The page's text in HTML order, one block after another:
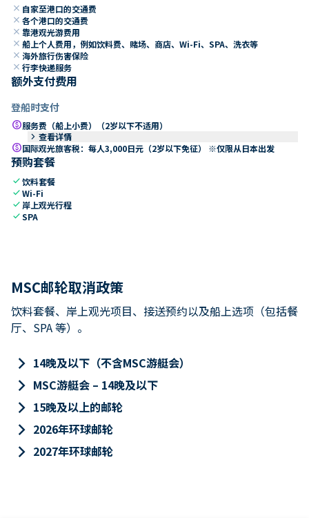
close 自家至港口的交通费
close 各个港口的交通费
close 靠港观光游费用
close 船上个人费用，例如饮料费、赌场、商店、Wi-Fi、SPA、洗衣等
close 海外旅行伤害保险
close 行李快递服务
额外支付费用
登船时支付
paid服务费（船上小费）（2岁以下不适用）
keyboard_arrow_right 查看详情
paid国际观光旅客税：每人3,000日元（2岁以下免征） ※仅限从日本出发
预购套餐
check饮料套餐
checkWi-Fi
check 岸上观光行程
checkSPA
MSC邮轮取消政策
饮料套餐、岸上观光项目、接送预约以及船上选项（包括餐
厅、SPA 等）。
keyboard_arrow_right 14晚及以下（不含MSC游艇会）
keyboard_arrow_right MSC游艇会 – 14晚及以下
keyboard_arrow_right 15晚及以上的邮轮
keyboard_arrow_right 2026年环球邮轮
keyboard_arrow_right 2027年环球邮轮